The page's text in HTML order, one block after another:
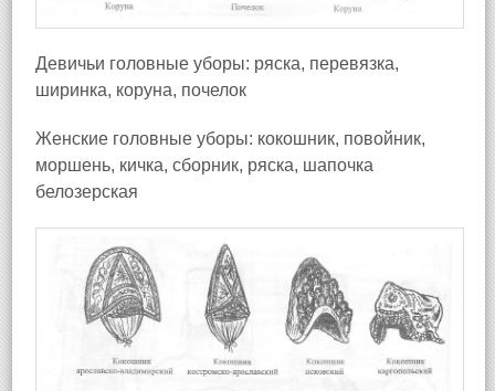
Девичьи головные уборы: ряска, перевязка,
ширинка, коруна, почелок
Женские головные уборы: кокошник, повойник,
моршень, кичка, сборник, ряска, шапочка
белозерская